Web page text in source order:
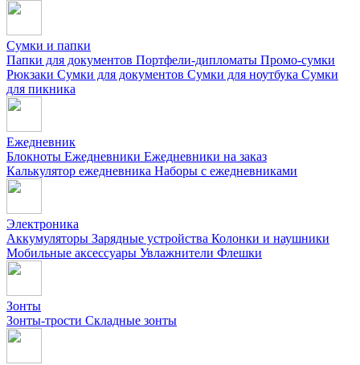
Сумки и папки
Папки для документов Портфели-дипломаты Промо-сумки
Рюкзаки Сумки для документов Сумки для ноутбука Сумки
для пикника
Ежедневник
Блокноты Ежедневники Ежедневники на заказ
Калькулятор ежедневника Наборы с ежедневниками
Электроника
Аккумуляторы Зарядные устройства Колонки и наушники
Мобильные аксессуары Увлажнители Флешки
Зонты
Зонты-трости Складные зонты